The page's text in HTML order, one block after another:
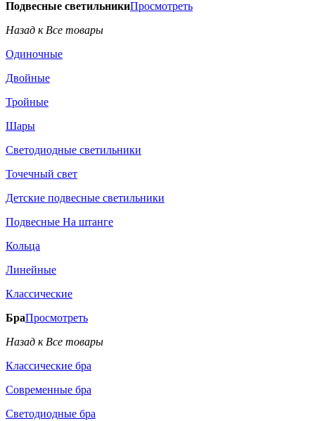
Подвесные светильникиПросмотреть
Назад к Все товары
Одиночные
Двойные
Тройные
Шары
Светодиодные светильники
Точечный свет
Детские подвесные светильники
Подвесные На штанге
Кольца
Линейные
Классические
БраПросмотреть
Назад к Все товары
Классические бра
Современные бра
Светодиодные бра